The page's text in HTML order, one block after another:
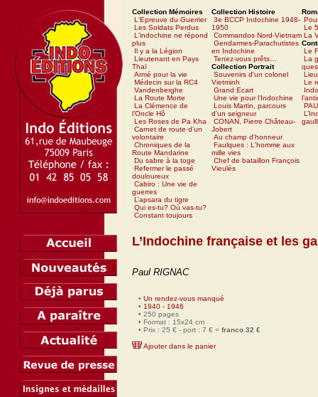
Collection Mémoires
L'Epreuve du Guerrier
Les Soldats Perdus
L'indochine ne répond
plus
Il y a la Légion
Lieutenant en Pays
Thaï
Armé pour la vie
Médecin sur la RC4
Vandenberghe
La Route Morte
La Clémence de
l’Oncle Hô
Les Roses de Pa Kha
Carnet de route d'un
volontaire
Chroniques de la
Route Mandarine
Du sabre à la toge
Refermer le passé
douloureux
Cabiro : Une vie de
guerres
L’apsara du tigre
Qui es-tu? Où vas-tu?
Constant toujours
Collection Histoire
3e BCCP Indochine 1948-
1950
Commandos Nord-Vietnam
Gendarmes-Parachutistes
en Indochine
Tenez-vous prêts…
Collection Portrait
Souvenirs d'un colonel
Vietminh
Grand Ecart
Une vie pour l'Indochine
Louis Martin, parcours
d'un seigneur
CONAN, Pierre Château-
Jobert
Au champ d'honneur
Faulques : L'homme aux
mille vies
Chef de bataillon François
Vieulès
Le
La
Le
La
Le
L’Indochine française et les
Paul RIGNAC
• Un rendez-vous manqué
• 1940 - 1946
• 250 pages
• Format : 15x24 cm
• Prix : 25 € - port : 7 € = franco 32 €
Ajouter dans le panier